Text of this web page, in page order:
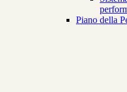
Piano della